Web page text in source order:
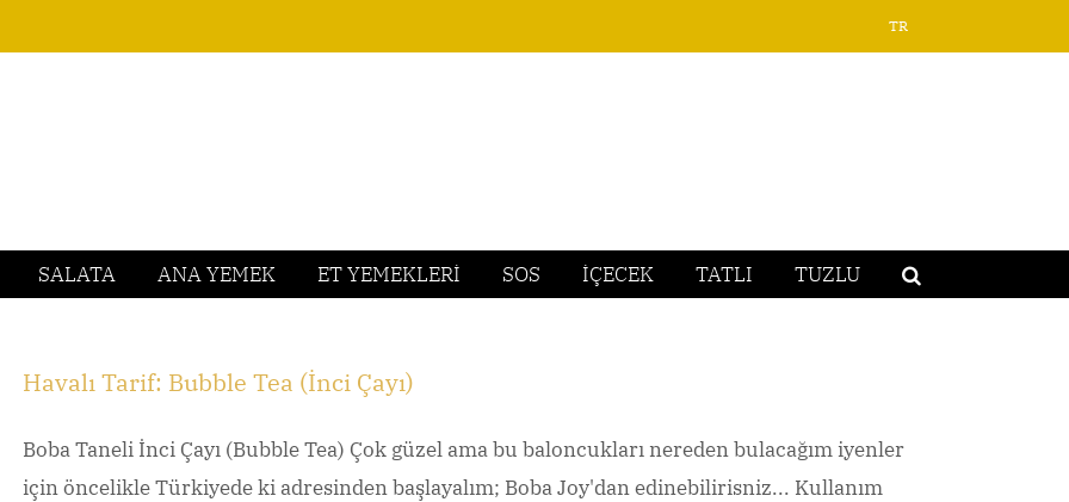
TR
SALATA ANA YEMEK ET YEMEKLERİ SOS İÇECEK TATLI TUZLU
Havalı Tarif: Bubble Tea (İnci Çayı)
Boba Taneli İnci Çayı (Bubble Tea) Çok güzel ama bu baloncukları nereden bulacağım iyenler
için öncelikle Türkiyede ki adresinden başlayalım; Boba Joy'dan edinebilirisniz... Kullanım